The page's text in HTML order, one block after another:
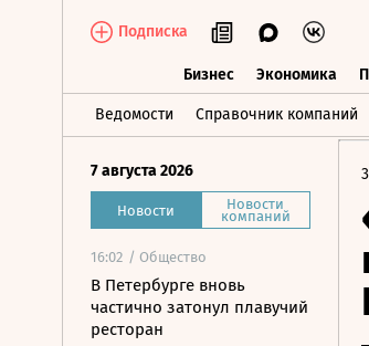
Подписка
Бизнес Экономика
Ведомости Справочник компаний
Бизнес Экономика
7 августа 2026
Новости Новости
компаний
16:02 / Общество
В Петербурге вновь
частично затонул плавучий
ресторан